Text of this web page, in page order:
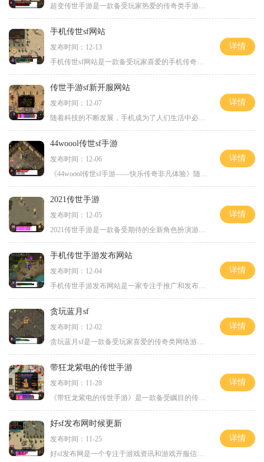
超变传世手游是一款备受玩家热爱的传奇类手游。作为这一类型的经典之作，游戏的官网提供了丰富的资讯和详细的玩法介绍，满足了众多玩家对于游戏全面了解的需求。虽然超变传世
手机传世sf网站
发布时间：12-13
手机传世sf网站是一款备受玩家喜爱的手机传奇游戏。它是帮助玩家在手机上重温经典传世游戏的理想选择。这款游戏不仅重现了传世的经典场景和角色，还添加了许多新颖有趣的玩法，
详情
传世手游sf新开服网站
发布时间：12-07
随着科技的不断发展，手机成为了人们生活中必不可少的一部分。而手游作为手机应用的重要组成部分，也开始受到了越来越多的关注和喜爱。传世手游备受玩家们的热捧，成为了众多
详情
44woool传世sf手游
发布时间：12-06
《44woool传世sf手游——快乐传奇非凡体验》随着科技的飞速发展，手游已经成为现代人生活中不可或缺的一部分。作为中国第一款传奇题材手游，《44woool传世sf手游》既继承传奇经典的
详情
2021传世手游
发布时间：12-05
2021传世手游是一款备受期待的全新角色扮演游戏。在这个游戏中，玩家将扮演一名勇敢的冒险者，探索一个充满魔法和奇幻的世界。游戏提供了丰富多样的玩法和令人兴奋的挑战，让玩
详情
手机传世手游发布网站
发布时间：12-04
手机传世手游发布网站是一家专注于推广和发布手机传世手游的平台。随着移动互联网的发展，在手机上玩游戏已经成为了人们生活中不可或缺的一部分。而手机传世手游发布网站作为
详情
贪玩蓝月sf
发布时间：12-02
贪玩蓝月sf是一款备受玩家喜爱的传奇类网络游戏。作为多年来最具影响力的传奇私服之一，它凭借其丰富的玩法和刺激的游戏体验，吸引了大批热爱传奇的玩家。本文将详细介绍贪玩蓝
详情
带狂龙紫电的传世手游
发布时间：11-28
《带狂龙紫电的传世手游》是一款备受瞩目的传奇系列手游。作为传世手游中的经典之作，《带狂龙紫电的传世手游》以其丰富的玩法和精彩的剧情深受玩家喜爱。下面将为大家详细介
详情
好sf发布网时候更新
发布时间：11-25
好sf发布网是一个专注于游戏资讯和游戏开服信息的平台。作为一家专门为游戏爱好者提供游戏相关信息的网站，好sf发布网时刻保持着更新，以便为玩家们提供最新的游戏信息和具体玩
详情